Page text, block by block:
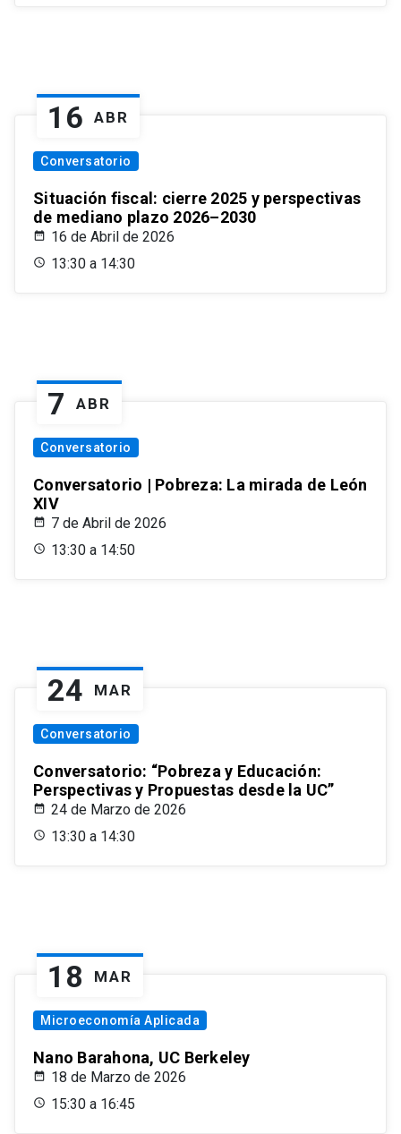
16 ABR
Conversatorio
Situación fiscal: cierre 2025 y perspectivas
de mediano plazo 2026–2030
16 de Abril de 2026
13:30 a 14:30
7 ABR
Conversatorio
Conversatorio | Pobreza: La mirada de León
XIV
7 de Abril de 2026
13:30 a 14:50
24 MAR
Conversatorio
Conversatorio: “Pobreza y Educación:
Perspectivas y Propuestas desde la UC”
24 de Marzo de 2026
13:30 a 14:30
18 MAR
Microeconomía Aplicada
Nano Barahona, UC Berkeley
18 de Marzo de 2026
15:30 a 16:45